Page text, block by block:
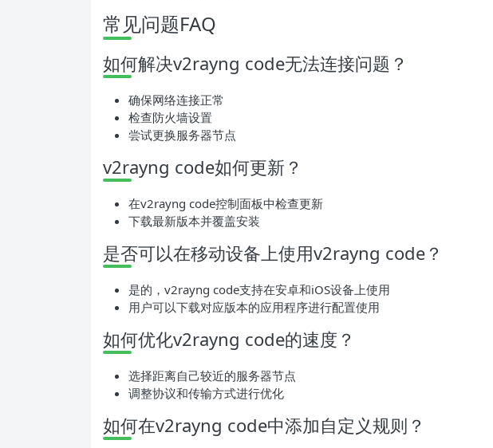
常见问题FAQ
如何解决v2rayng code无法连接问题？
确保网络连接正常
检查防火墙设置
尝试更换服务器节点
v2rayng code如何更新？
在v2rayng code控制面板中检查更新
下载最新版本并覆盖安装
是否可以在移动设备上使用v2rayng code？
是的，v2rayng code支持在安卓和iOS设备上使用
用户可以下载对应版本的应用程序进行配置使用
如何优化v2rayng code的速度？
选择距离自己较近的服务器节点
调整协议和传输方式进行优化
如何在v2rayng code中添加自定义规则？